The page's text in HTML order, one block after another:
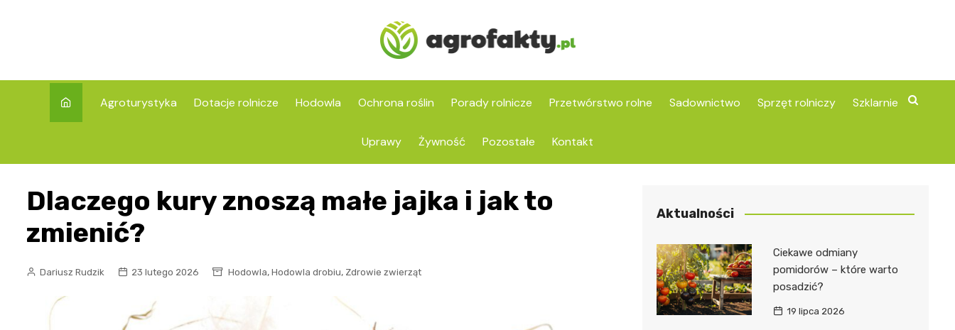
Agroturystyka Dotacje rolnicze Hodowla Ochrona roślin Porady rolnicze Przetwórstwo rolne Sadownictwo Sprzęt rolniczy Szklarnie
Uprawy Żywność Pozostałe Kontakt
Dlaczego kury znoszą małe jajka i jak to
zmienić?
Dariusz Rudzik 23 lutego 2026 Hodowla, Hodowla drobiu, Zdrowie zwierząt
Aktualności
Ciekawe odmiany
pomidorów – które warto
posadzić?
19 lipca 2026